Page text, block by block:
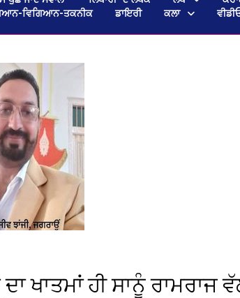
ਵਿਗਿਆਨ-ਤਕਨੀਕ ਡਾਇਰੀ ਕਲਾ
ਖਾਤਮਾਂ ਹੀ ਸਾਨੂੰ ਰਾਮਰਾਜ